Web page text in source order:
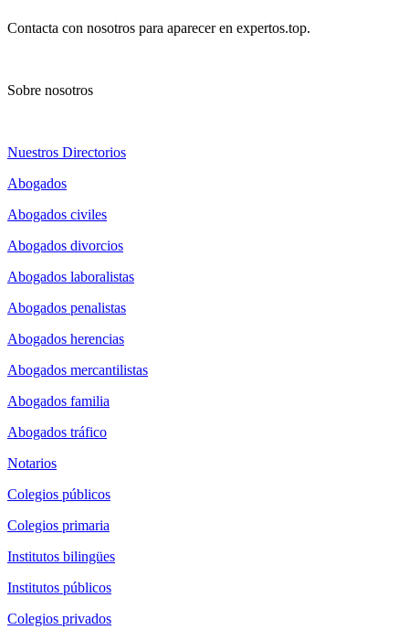
Contacta con nosotros para aparecer en expertos.top.
Sobre nosotros
Nuestros Directorios
Abogados
Abogados civiles
Abogados divorcios
Abogados laboralistas
Abogados penalistas
Abogados herencias
Abogados mercantilistas
Abogados familia
Abogados tráfico
Notarios
Colegios públicos
Colegios primaria
Institutos bilingües
Institutos públicos
Colegios privados